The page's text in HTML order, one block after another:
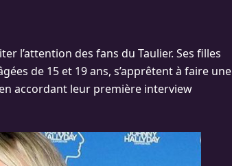
l’attention des fans du Taulier. Ses filles
de 15 et 19 ans, s’apprêtent à faire une
accordant leur première interview